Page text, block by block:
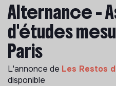
Alternance -
d'études
Paris
L'annonce de Les Restos
disponible